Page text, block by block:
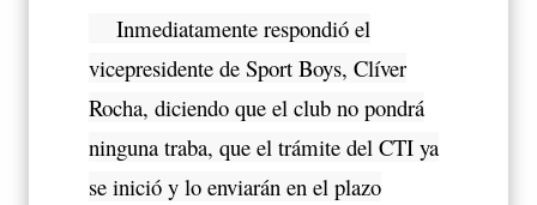
Inmediatamente respondió el
vicepresidente de Sport Boys, Clíver
Rocha, diciendo que el club no pondrá
ninguna traba, que el trámite del CTI ya
se inició y lo enviarán en el plazo